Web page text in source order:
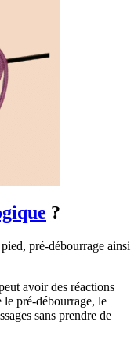
?
pré-débourrage ainsi
avoir des réactions
le pré-débourrage, le
sans prendre de